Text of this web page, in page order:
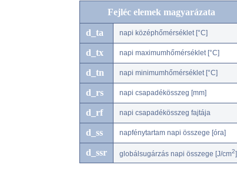
Fejléc elemek magyarázata
d_ta napi középhőmérséklet [°C]
d_tx napi maximumhőmérséklet [°C]
d_tn napi minimumhőmérséklet [°C]
d_rs napi csapadékösszeg [mm]
d_rf napi csapadékösszeg fajtája
d_ss napfénytartam napi összege [óra]
d_ssr globálsugárzás napi összege [J/cm2]